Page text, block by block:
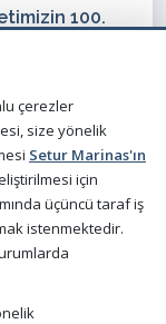
100.
çerezler
size yönelik
Setur Marinas'ın
için
üçüncü taraf iş
istenmektedir.